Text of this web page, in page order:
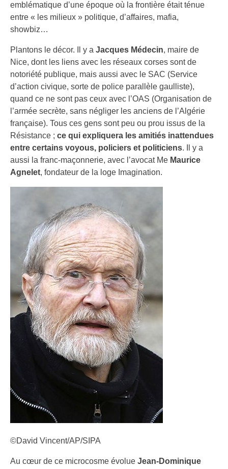
emblématique d’une époque où la frontière était ténue
entre « les milieux » politique, d’affaires, mafia,
showbiz…
Plantons le décor. Il y a Jacques Médecin, maire de
Nice, dont les liens avec les réseaux corses sont de
notoriété publique, mais aussi avec le SAC (Service
d’action civique, sorte de police parallèle gaulliste),
quand ce ne sont pas ceux avec l’OAS (Organisation de
l’armée secrète, sans négliger les anciens de l’Algérie
française). Tous ces gens sont peu ou prou issus de la
Résistance ; ce qui expliquera les amitiés inattendues
entre certains voyous, policiers et politiciens. Il y a
aussi la franc-maçonnerie, avec l’avocat Me Maurice
Agnelet, fondateur de la loge Imagination.
©David Vincent/AP/SIPA
Au cœur de ce microcosme évolue Jean-Dominique